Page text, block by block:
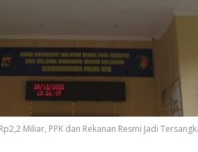
Miliar, PPK dan Rekanan Resmi Jadi